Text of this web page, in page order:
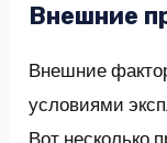
Внешние
Внешние
условиями